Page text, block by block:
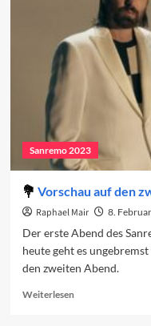
zweite
Abend
Sanremo 2023
Vorschau auf den
Raphael Mair 8.
Der erste Abend des
heute geht es
den zweiten Abend.
WeiterlesenRead